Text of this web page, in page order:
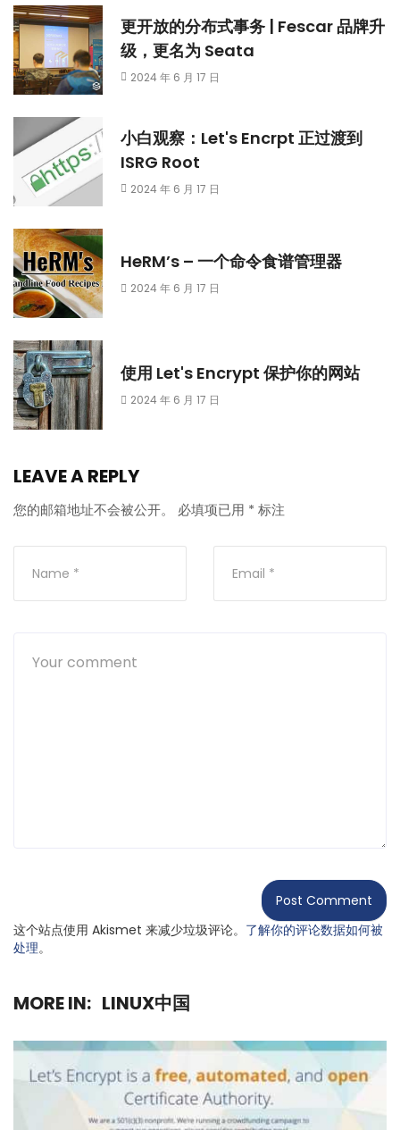
更开放的分布式事务 | Fescar 品牌升
级，更名为 Seata
2024 年 6 月 17 日
小白观察：Let's Encrpt 正过渡到
ISRG Root
2024 年 6 月 17 日
HeRM’s – 一个命令食谱管理器
2024 年 6 月 17 日
使用 Let's Encrypt 保护你的网站
2024 年 6 月 17 日
LEAVE A REPLY
您的邮箱地址不会被公开。 必填项已用 * 标注
这个站点使用 Akismet 来减少垃圾评论。 了解你的评论数据如何被
处理。
MORE IN: LINUX中国